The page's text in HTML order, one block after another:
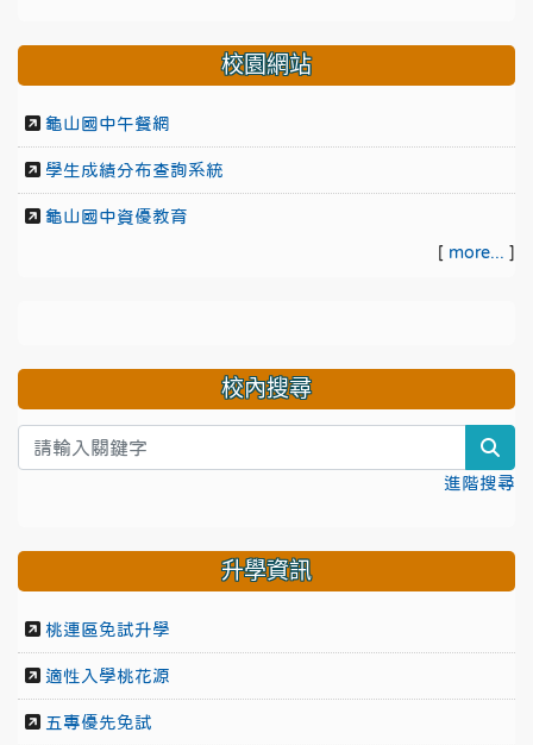
校園網站
龜山國中午餐網
學生成績分布查詢系統
龜山國中資優教育
[ more... ]
校內搜尋
進階搜尋
升學資訊
桃連區免試升學
適性入學桃花源
五專優先免試